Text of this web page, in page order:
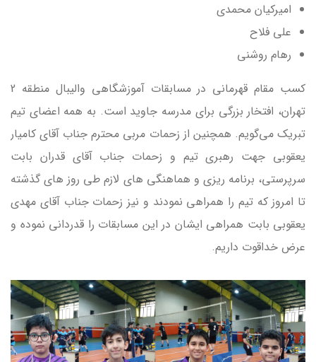
امیرکیان محمدی
علی فلاح
رهام روشنی
کسب مقام قهرمانی در مسابقات آموزشگاهی والیبال منطقه 2
تهران، افتخار بزرگی برای مدرسه جاوید است. به همه اعضای تیم
تبریک می‌گویم. همچنین از زحمات مربی محترم جناب آقای کامیار
یعقوبی جهت رهبری تیم و زحمات جناب آقای قدران بابت
سرپرستی، برنامه ریزی و هماهنگی های لازم طی روز های گذشته
تا امروز که تیم را همراهی نمودند و نیز زحمات جناب آقای مهدی
یعقوبی بابت همراهی ایشان در این مسابقات را قدردانی نموده و
عرض خداقوت داریم.